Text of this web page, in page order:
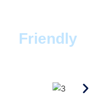
Friendly